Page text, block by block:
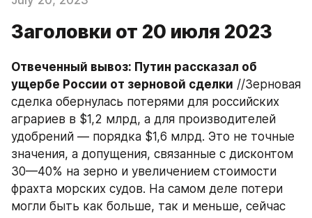
Заголовки от 20 июля 2023
Отвеченный вывоз: Путин рассказал об
ущербе России от зерновой сделки //Зерновая
сделка обернулась потерями для российских
аграриев в $1,2 млрд, а для производителей
удобрений — порядка $1,6 млрд. Это не точные
значения, а допущения, связанные с дисконтом
30—40% на зерно и увеличением стоимости
фрахта морских судов. На самом деле потери
могли быть как больше, так и меньше, сейчас